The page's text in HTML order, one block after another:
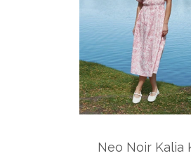
Neo Noir Kalia